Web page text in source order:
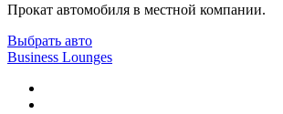
Прокат автомобиля в местной компании.
Выбрать авто
Business Lounges